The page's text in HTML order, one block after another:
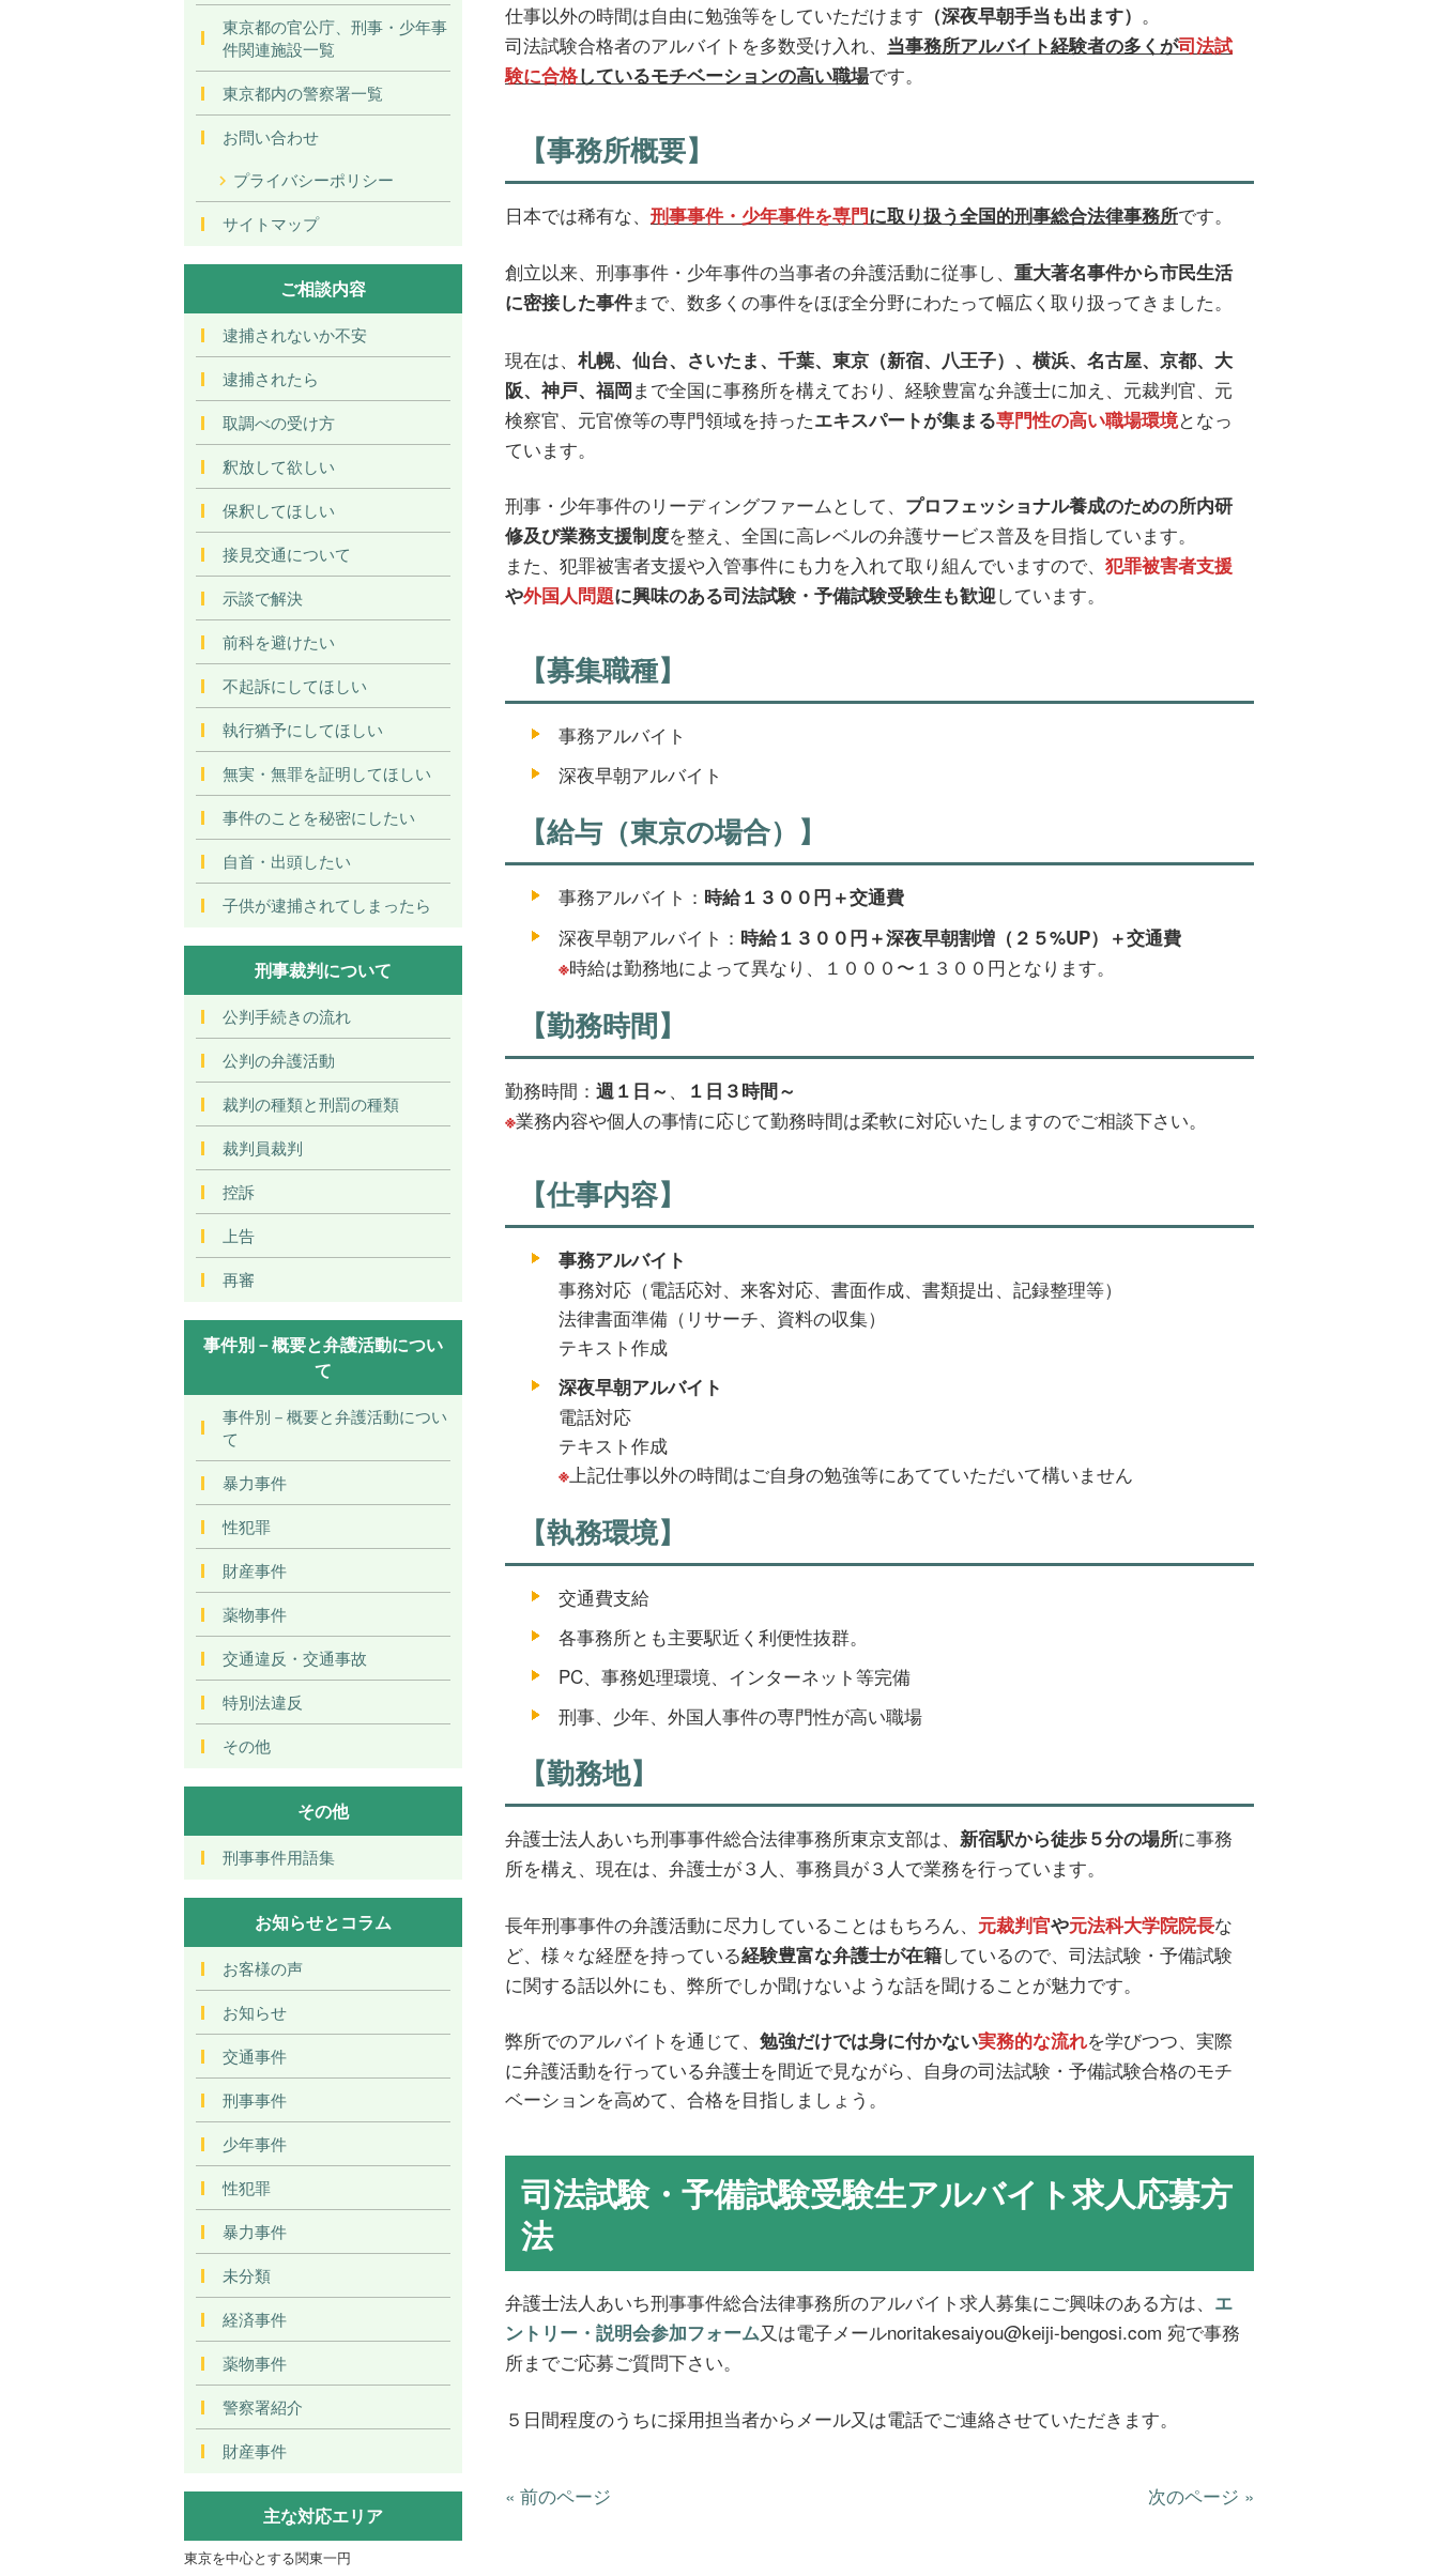
仕事以外の時間は自由に勉強等をしていただけます （深夜早朝手当も出ます） 。
司法試験合格者のアルバイトを多数受け入れ、 当事務所アルバイト経験者の多くが司法試
験に合格しているモチベーションの高い職場です。
【事務所概要】
日本では稀有な、 刑事事件・少年事件を専門に取り扱う全国的刑事総合法律事務所です。
創立以来、刑事事件・少年事件の当事者の弁護活動に従事し、 重大著名事件から市民生活
に密接した事件まで、数多くの事件をほぼ全分野にわたって幅広く取り扱ってきました。
現在は、 札幌、仙台、さいたま、千葉、東京（新宿、八王子）、横浜、名古屋、京都、大
阪、神戸、福岡まで全国に事務所を構えており、経験豊富な弁護士に加え、元裁判官、元
検察官、元官僚等の専門領域を持ったエキスパートが集まる専門性の高い職場環境となっ
ています。
刑事・少年事件のリーディングファームとして、 プロフェッショナル養成のための所内研
修及び業務支援制度を整え、全国に高レベルの弁護サービス普及を目指しています。
また、犯罪被害者支援や入管事件にも力を入れて取り組んでいますので、 犯罪被害者支援
や外国人問題に興味のある司法試験・予備試験受験生も歓迎しています。
【募集職種】
事務アルバイト
深夜早朝アルバイト
【給与（東京の場合）】
事務アルバイト： 時給１３００円＋交通費
深夜早朝アルバイト： 時給１３００円＋深夜早朝割増（２５%UP）＋交通費
※時給は勤務地によって異なり、１０００〜１３００円となります。
【勤務時間】
勤務時間： 週１日～ 、
１日３時間～
※業務内容や個人の事情に応じて勤務時間は柔軟に対応いたしますのでご相談下さい。
【仕事内容】
事務アルバイト
事務対応（電話応対、来客対応、書面作成、書類提出、記録整理等）
法律書面準備（リサーチ、資料の収集）
テキスト作成
深夜早朝アルバイト
電話対応
テキスト作成
※上記仕事以外の時間はご自身の勉強等にあてていただいて構いません
【執務環境】
交通費支給
各事務所とも主要駅近く利便性抜群。
PC、事務処理環境、インターネット等完備
刑事、少年、外国人事件の専門性が高い職場
【勤務地】
弁護士法人あいち刑事事件総合法律事務所東京支部は、 新宿駅から徒歩５分の場所に事務
所を構え、現在は、弁護士が３人、事務員が３人で業務を行っています。
長年刑事事件の弁護活動に尽力していることはもちろん、 元裁判官や元法科大学院院長な
ど、様々な経歴を持っている経験豊富な弁護士が在籍しているので、司法試験・予備試験
に関する話以外にも、弊所でしか聞けないような話を聞けることが魅力です。
弊所でのアルバイトを通じて、 勉強だけでは身に付かない実務的な流れを学びつつ、実際
に弁護活動を行っている弁護士を間近で見ながら、自身の司法試験・予備試験合格のモチ
ベーションを高めて、合格を目指しましょう。
司法試験・予備試験受験生アルバイト求人応募方
法
弁護士法人あいち刑事事件総合法律事務所のアルバイト求人募集にご興味のある方は、 エ
ントリー・説明会参加フォーム又は電子メールnoritakesaiyou@keiji-bengosi.com 宛で事務
所までご応募ご質問下さい。
５日間程度のうちに採用担当者からメール又は電話でご連絡させていただきます。
« 前のページ 次のページ »
東京都の官公庁、刑事・少年事
件関連施設一覧
東京都内の警察署一覧
お問い合わせ
プライバシーポリシー
サイトマップ
ご相談内容
逮捕されないか不安
逮捕されたら
取調べの受け方
釈放して欲しい
保釈してほしい
接見交通について
示談で解決
前科を避けたい
不起訴にしてほしい
執行猶予にしてほしい
無実・無罪を証明してほしい
事件のことを秘密にしたい
自首・出頭したい
子供が逮捕されてしまったら
刑事裁判について
公判手続きの流れ
公判の弁護活動
裁判の種類と刑罰の種類
裁判員裁判
控訴
上告
再審
事件別－概要と弁護活動につい
て
事件別－概要と弁護活動につい
て
暴力事件
性犯罪
財産事件
薬物事件
交通違反・交通事故
特別法違反
その他
その他
刑事事件用語集
お知らせとコラム
お客様の声
お知らせ
交通事件
刑事事件
少年事件
性犯罪
暴力事件
未分類
経済事件
薬物事件
警察署紹介
財産事件
主な対応エリア
東京を中心とする関東一円